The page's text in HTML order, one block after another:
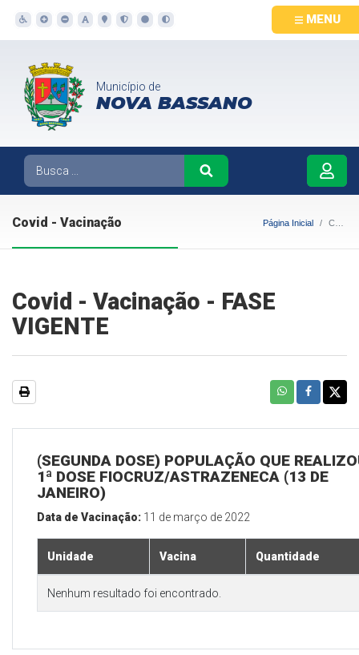
MENU
Município de
NOVA BASSANO
Covid - Vacinação Página Inicial Covid - Vacinação
Covid - Vacinação - FASE
VIGENTE
(SEGUNDA DOSE) POPULAÇÃO QUE
1ª DOSE FIOCRUZ/ASTRAZENECA (13 DE
JANEIRO)
Data de Vacinação: 11 de março de 2022
Unidade Vacina Quantidade
Nenhum resultado foi encontrado.